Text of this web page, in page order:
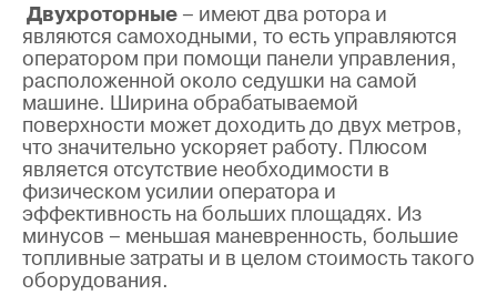
Двухроторные – имеют два ротора и
являются самоходными, то есть управляются
оператором при помощи панели управления,
расположенной около седушки на самой
машине. Ширина обрабатываемой
поверхности может доходить до двух метров,
что значительно ускоряет работу. Плюсом
является отсутствие необходимости в
физическом усилии оператора и
эффективность на больших площадях. Из
минусов – меньшая маневренность, большие
топливные затраты и в целом стоимость такого
оборудования.